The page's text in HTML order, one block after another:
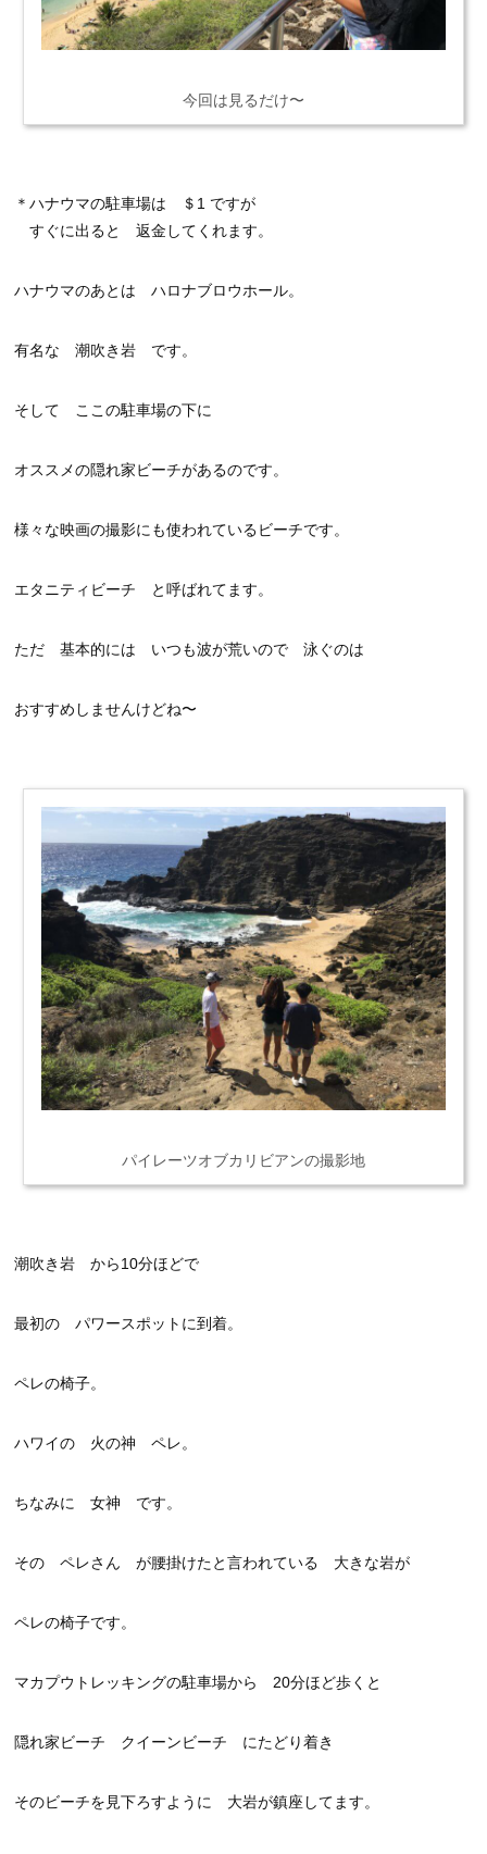
今回は見るだけ〜
＊ハナウマの駐車場は ＄1 ですが
すぐに出ると 返金してくれます。
ハナウマのあとは ハロナブロウホール。
有名な 潮吹き岩 です。
そして ここの駐車場の下に
オススメの隠れ家ビーチがあるのです。
様々な映画の撮影にも使われているビーチです。
エタニティビーチ と呼ばれてます。
ただ 基本的には いつも波が荒いので 泳ぐのは
おすすめしませんけどね〜
パイレーツオブカリビアンの撮影地
潮吹き岩 から10分ほどで
最初の パワースポットに到着。
ペレの椅子。
ハワイの 火の神 ペレ。
ちなみに 女神 です。
その ペレさん が腰掛けたと言われている 大きな岩が
ペレの椅子です。
マカプウトレッキングの駐車場から 20分ほど歩くと
隠れ家ビーチ クイーンビーチ にたどり着き
そのビーチを見下ろすように 大岩が鎮座してます。